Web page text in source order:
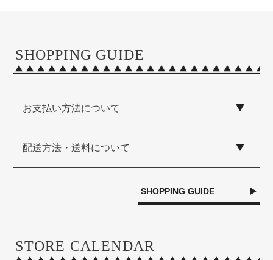
SHOPPING GUIDE
お支払い方法について
配送方法・送料について
SHOPPING GUIDE
STORE CALENDAR